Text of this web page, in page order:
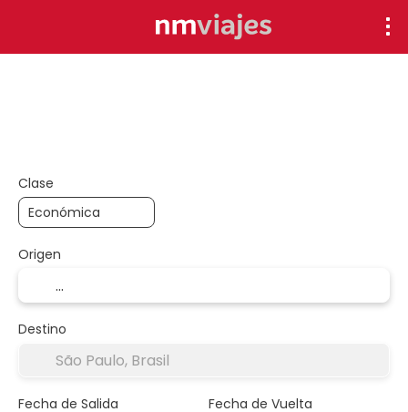
Clase
Origen
Destino
Fecha de Salida Fecha de Vuelta